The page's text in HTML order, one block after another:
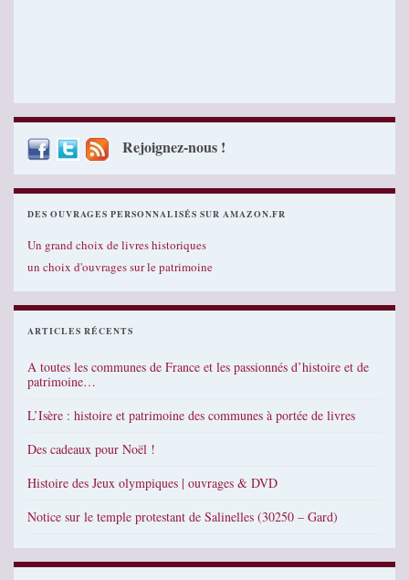
Rejoignez-nous !
DES OUVRAGES PERSONNALISÉS SUR AMAZON.FR
Un grand choix de livres historiques
un choix d'ouvrages sur le patrimoine
ARTICLES RÉCENTS
A toutes les communes de France et les passionnés d’histoire et de
patrimoine…
L’Isère : histoire et patrimoine des communes à portée de livres
Des cadeaux pour Noël !
Histoire des Jeux olympiques | ouvrages & DVD
Notice sur le temple protestant de Salinelles (30250 – Gard)